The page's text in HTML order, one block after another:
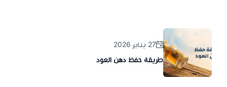
27 يناير 2026
طريقة حفظ دهن العود